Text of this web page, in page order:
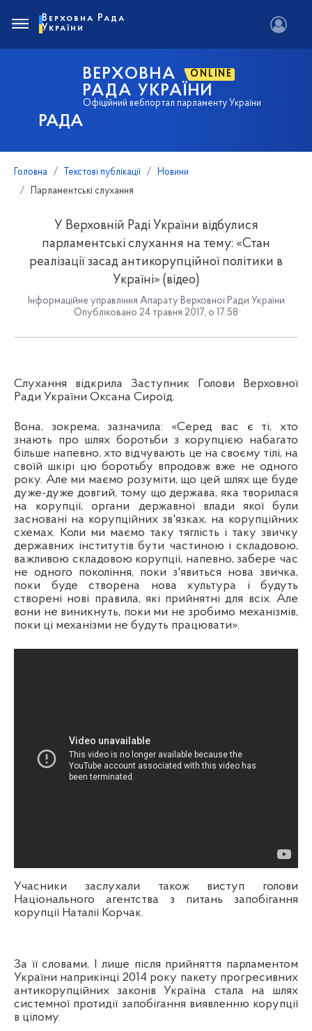
РАДА
ВЕРХОВНА ONLINE
РАДА УКРАЇНИ
Офіційний вебпортал парламенту України
Верховна Рада
України
Головна Текстові публікації
Новини
Парламентські слухання
У Верховній Раді України відбулися
парламентські слухання на тему: «Стан
реалізації засад антикорупційної політики в
Україні» (відео)
Інформаційне управління Апарату Верховної Ради України
Опубліковано 24 травня 2017, о 17:58
Слухання відкрила Заступник Голови Верховної
Ради України Оксана Сироїд.
Вона, зокрема, зазначила: «Серед вас є ті, хто
знають про шлях боротьби з корупцією набагато
більше напевно, хто відчувають це на своєму тілі, на
своїй шкірі цю боротьбу впродовж вже не одного
року. Але ми маємо розуміти, що цей шлях ще буде
дуже-дуже довгий, тому що держава, яка творилася
на корупції, органи державної влади якої були
засновані на корупційних зв'язках, на корупційних
схемах. Коли ми маємо таку тяглість і таку звичку
державних інститутів бути частиною і складовою,
важливою складовою корупції, напевно, забере час
не одного покоління, поки з'явиться нова звичка,
поки буде створена нова культура і будуть
створені нові правила, які прийнятні для всіх. Але
вони не виникнуть, поки ми не зробимо механізмів,
поки ці механізми не будуть працювати».
Учасники заслухали також виступ голови
Національного агентства з питань запобігання
корупції Наталії Корчак.
За її словами, І лише після прийняття парламентом
України наприкінці 2014 року пакету прогресивних
антикорупційних законів Україна стала на шлях
системної протидії запобігання виявленню корупції
в цілому.